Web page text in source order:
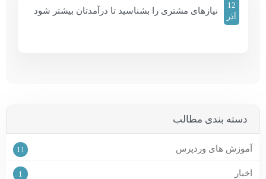
12
آذر
نیازهای مشتری را بشناسید تا درآمدتان بیشتر شود
دسته بندی مطالب
آموزش های وردپرس 11
اخبار 1